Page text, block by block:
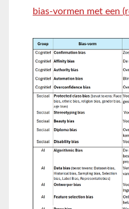
bias-vormen met een